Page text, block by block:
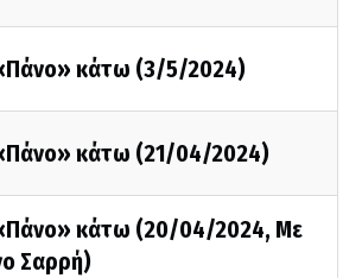
κάτω (3/5/2024)
κάτω (21/04/2024)
κάτω (20/04/2024, Με
Σαρρή)